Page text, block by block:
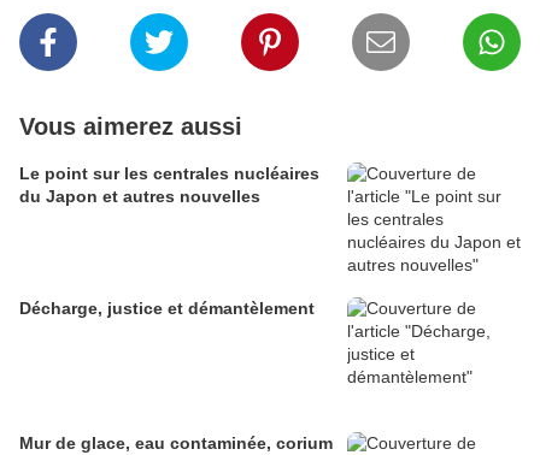
Vous aimerez aussi
Le point sur les centrales nucléaires
du Japon et autres nouvelles
Décharge, justice et démantèlement
Mur de glace, eau contaminée, corium